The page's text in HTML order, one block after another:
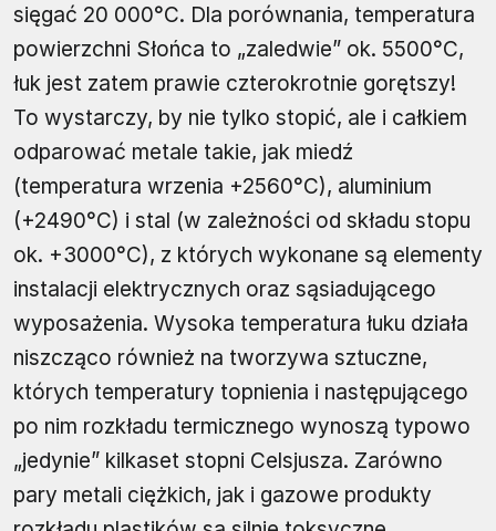
sięgać 20 000°C. Dla porównania, temperatura
powierzchni Słońca to „zaledwie” ok. 5500°C,
łuk jest zatem prawie czterokrotnie gorętszy!
To wystarczy, by nie tylko stopić, ale i całkiem
odparować metale takie, jak miedź
(temperatura wrzenia +2560°C), aluminium
(+2490°C) i stal (w zależności od składu stopu
ok. +3000°C), z których wykonane są elementy
instalacji elektrycznych oraz sąsiadującego
wyposażenia. Wysoka temperatura łuku działa
niszcząco również na tworzywa sztuczne,
których temperatury topnienia i następującego
po nim rozkładu termicznego wynoszą typowo
„jedynie” kilkaset stopni Celsjusza. Zarówno
pary metali ciężkich, jak i gazowe produkty